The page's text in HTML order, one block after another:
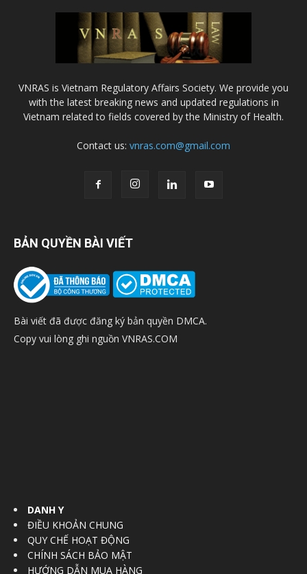
VNRAS is Vietnam Regulatory Affairs Society. We provide you
with the latest breaking news and updated regulations in
Vietnam related to fields covered by the Ministry of Health.
Contact us: vnras.com@gmail.com
BẢN QUYỀN BÀI VIẾT
Bài viết đã được đăng ký bản quyền DMCA.
Copy vui lòng ghi nguồn VNRAS.COM
DANH Y
ĐIỀU KHOẢN CHUNG
QUY CHẾ HOẠT ĐỘNG
CHÍNH SÁCH BẢO MẬT
HƯỚNG DẪN MUA HÀNG